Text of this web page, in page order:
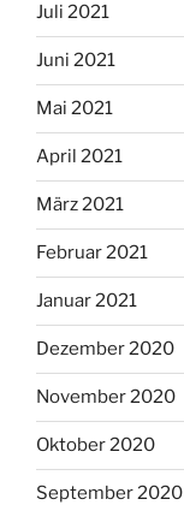
Juli 2021
Juni 2021
Mai 2021
April 2021
März 2021
Februar 2021
Januar 2021
Dezember 2020
November 2020
Oktober 2020
September 2020